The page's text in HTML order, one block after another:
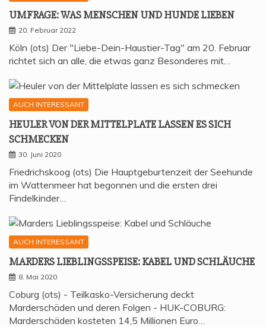
UMFRA­GE: WAS MEN­SCHEN UND HUN­DE LIEBEN
20. Februar 2022
Köln (ots) Der "Liebe-Dein-Haustier-Tag" am 20. Februar
richtet sich an alle, die etwas ganz Besonderes mit…
AUCH INTERESSANT
HEU­LER VON DER MIT­TEL­P­LA­TE LAS­SEN ES SICH
SCHMECKEN
30. Juni 2020
Friedrichskoog (ots) Die Hauptgeburtenzeit der Seehunde
im Wattenmeer hat begonnen und die ersten drei
Findelkinder…
AUCH INTERESSANT
MAR­DERS LIEB­LINGS­SPEI­SE: KABEL UND SCHLÄUCHE
8. Mai 2020
Coburg (ots) - Teilkasko-Versicherung deckt
Marderschäden und deren Folgen - HUK-COBURG:
Marderschäden kosteten 14,5 Millionen Euro…